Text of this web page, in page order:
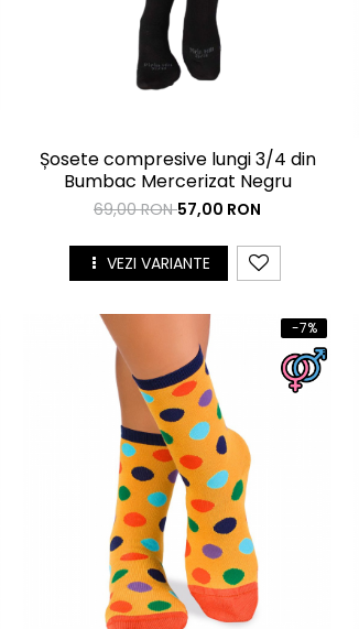
Șosete compresive lungi 3/4 din
Bumbac Mercerizat Negru
69,00 RON57,00 RON
VEZI VARIANTE
-7%